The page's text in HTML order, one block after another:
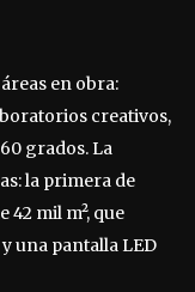
en obra:
creativos,
grados. La
la primera de
42 mil m², que
una pantalla LED